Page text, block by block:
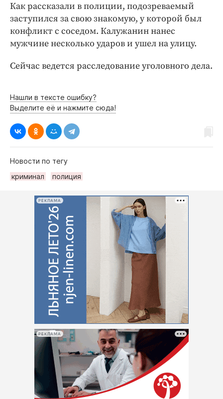
Как рассказали в полиции, подозреваемый
заступился за свою знакомую, у которой был
конфликт с соседом. Калужанин нанес
мужчине несколько ударов и ушел на улицу.
Сейчас ведется расследование уголовного дела.
Нашли в тексте ошибку?
Выделите её и нажмите сюда!
Новости по тегу
криминал
полиция
РЕКЛАМА
РЕКЛАМА